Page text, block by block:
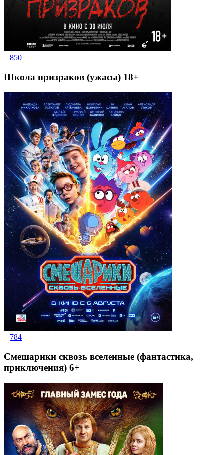
850
Школа призраков (ужасы) 18+
784
Смешарики сквозь вселенные (фантастика,
приключения) 6+